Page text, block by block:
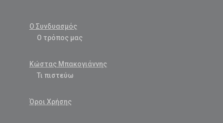
Ο Συνδυασμός
Ο τρόπος μας
Κώστας Μπακογιάννης
Τι πιστεύω
Όροι Χρήσης